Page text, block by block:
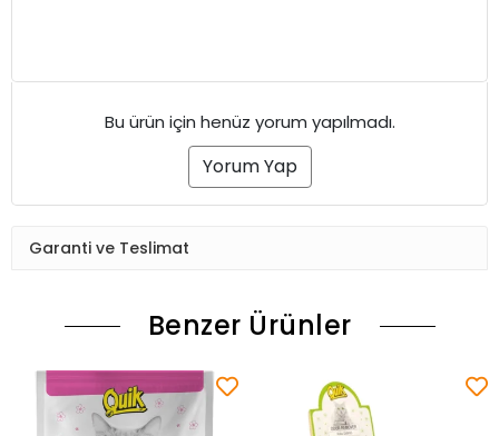
Bu ürün için henüz yorum yapılmadı.
Yorum Yap
Garanti ve Teslimat
Benzer Ürünler